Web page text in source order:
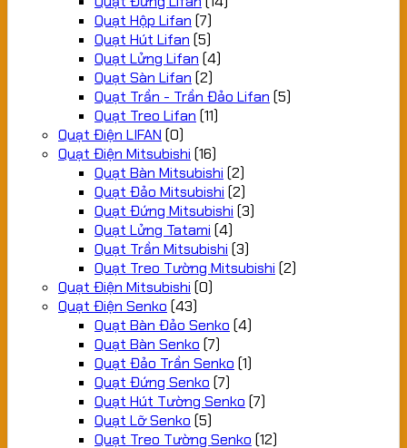
Quạt Hộp Lifan (7)
Quạt Hút Lifan (5)
Quạt Lửng Lifan (4)
Quạt Sàn Lifan (2)
Quạt Trần - Trần Đảo Lifan (5)
Quạt Treo Lifan (11)
Quạt Điện LIFAN (0)
Quạt Điện Mitsubishi (16)
Quạt Bàn Mitsubishi (2)
Quạt Đảo Mitsubishi (2)
Quạt Đứng Mitsubishi (3)
Quạt Lửng Tatami (4)
Quạt Trần Mitsubishi (3)
Quạt Treo Tường Mitsubishi (2)
Quạt Điện Mitsubishi (0)
Quạt Điện Senko (43)
Quạt Bàn Đảo Senko (4)
Quạt Bàn Senko (7)
Quạt Đảo Trần Senko (1)
Quạt Đứng Senko (7)
Quạt Hút Tường Senko (7)
Quạt Lỡ Senko (5)
Quạt Treo Tường Senko (12)